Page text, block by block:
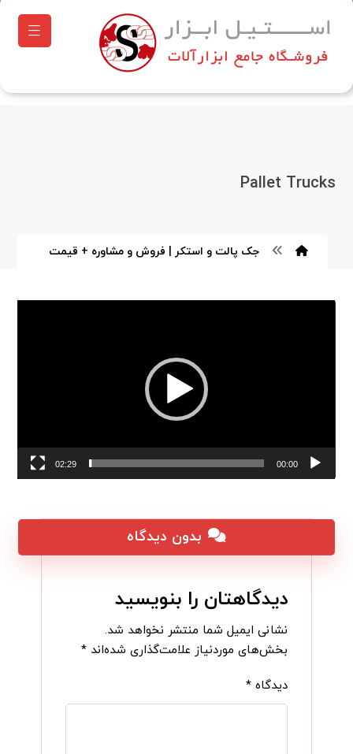
Pallet Trucks
جک پالت و استکر | فروش و مشاوره + قیمت
00:00
02:29
بدون دیدگاه
دیدگاهتان را بنویسید
نشانی ایمیل شما منتشر نخواهد شد.
بخش‌های موردنیاز علامت‌گذاری شده‌اند*
دیدگاه*